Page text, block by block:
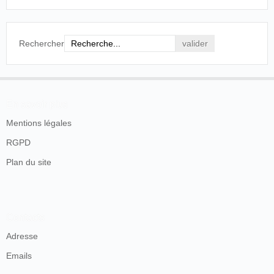
Rechercher
Mentions légales
RGPD
Plan du site
Adresse
Emails